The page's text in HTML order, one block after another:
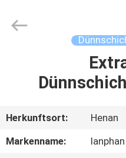
VIDEOS
Co.,Ltd.
Herkunftsort:
Henan
Markenname:
lanphan